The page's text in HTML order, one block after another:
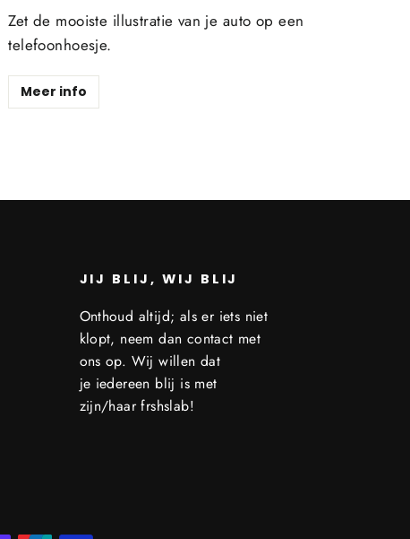
Zet de mooiste illustratie van je auto op een
telefoonhoesje.
Meer info
JIJ BLIJ, WIJ BLIJ
Onthoud altijd; als er iets niet
klopt, neem dan contact met
ons op. Wij willen dat
je iedereen blij is met
zijn/haar frshslab!